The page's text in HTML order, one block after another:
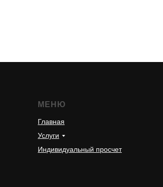
МЕНЮ
Главная
Услуги
Индивидуальный просчет